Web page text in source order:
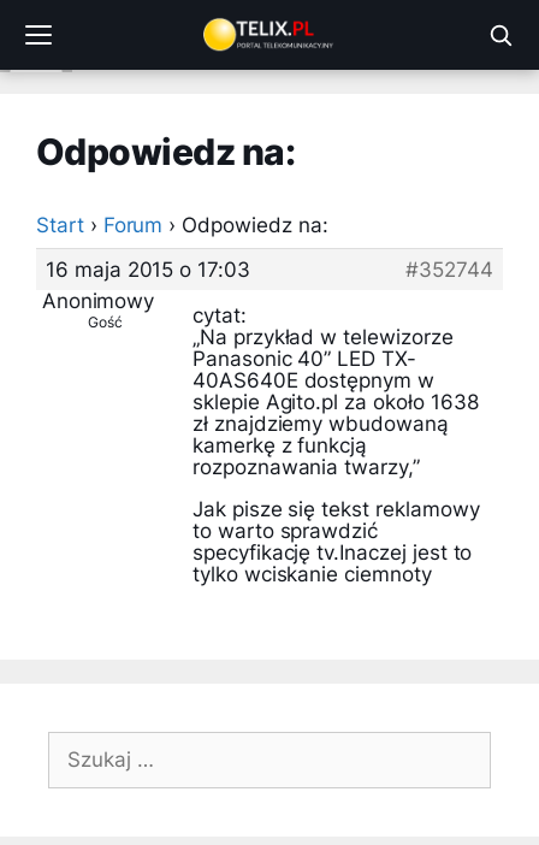
treści
Odpowiedz na:
Start › Forum › Odpowiedz na:
16 maja 2015 o 17:03
#352744
Anonimowy
Gość
cytat:
„Na przykład w telewizorze
Panasonic 40” LED TX-
40AS640E dostępnym w
sklepie Agito.pl za około 1638
zł znajdziemy wbudowaną
kamerkę z funkcją
rozpoznawania twarzy,”
Jak pisze się tekst reklamowy
to warto sprawdzić
specyfikację tv.Inaczej jest to
tylko wciskanie ciemnoty
Szukaj: